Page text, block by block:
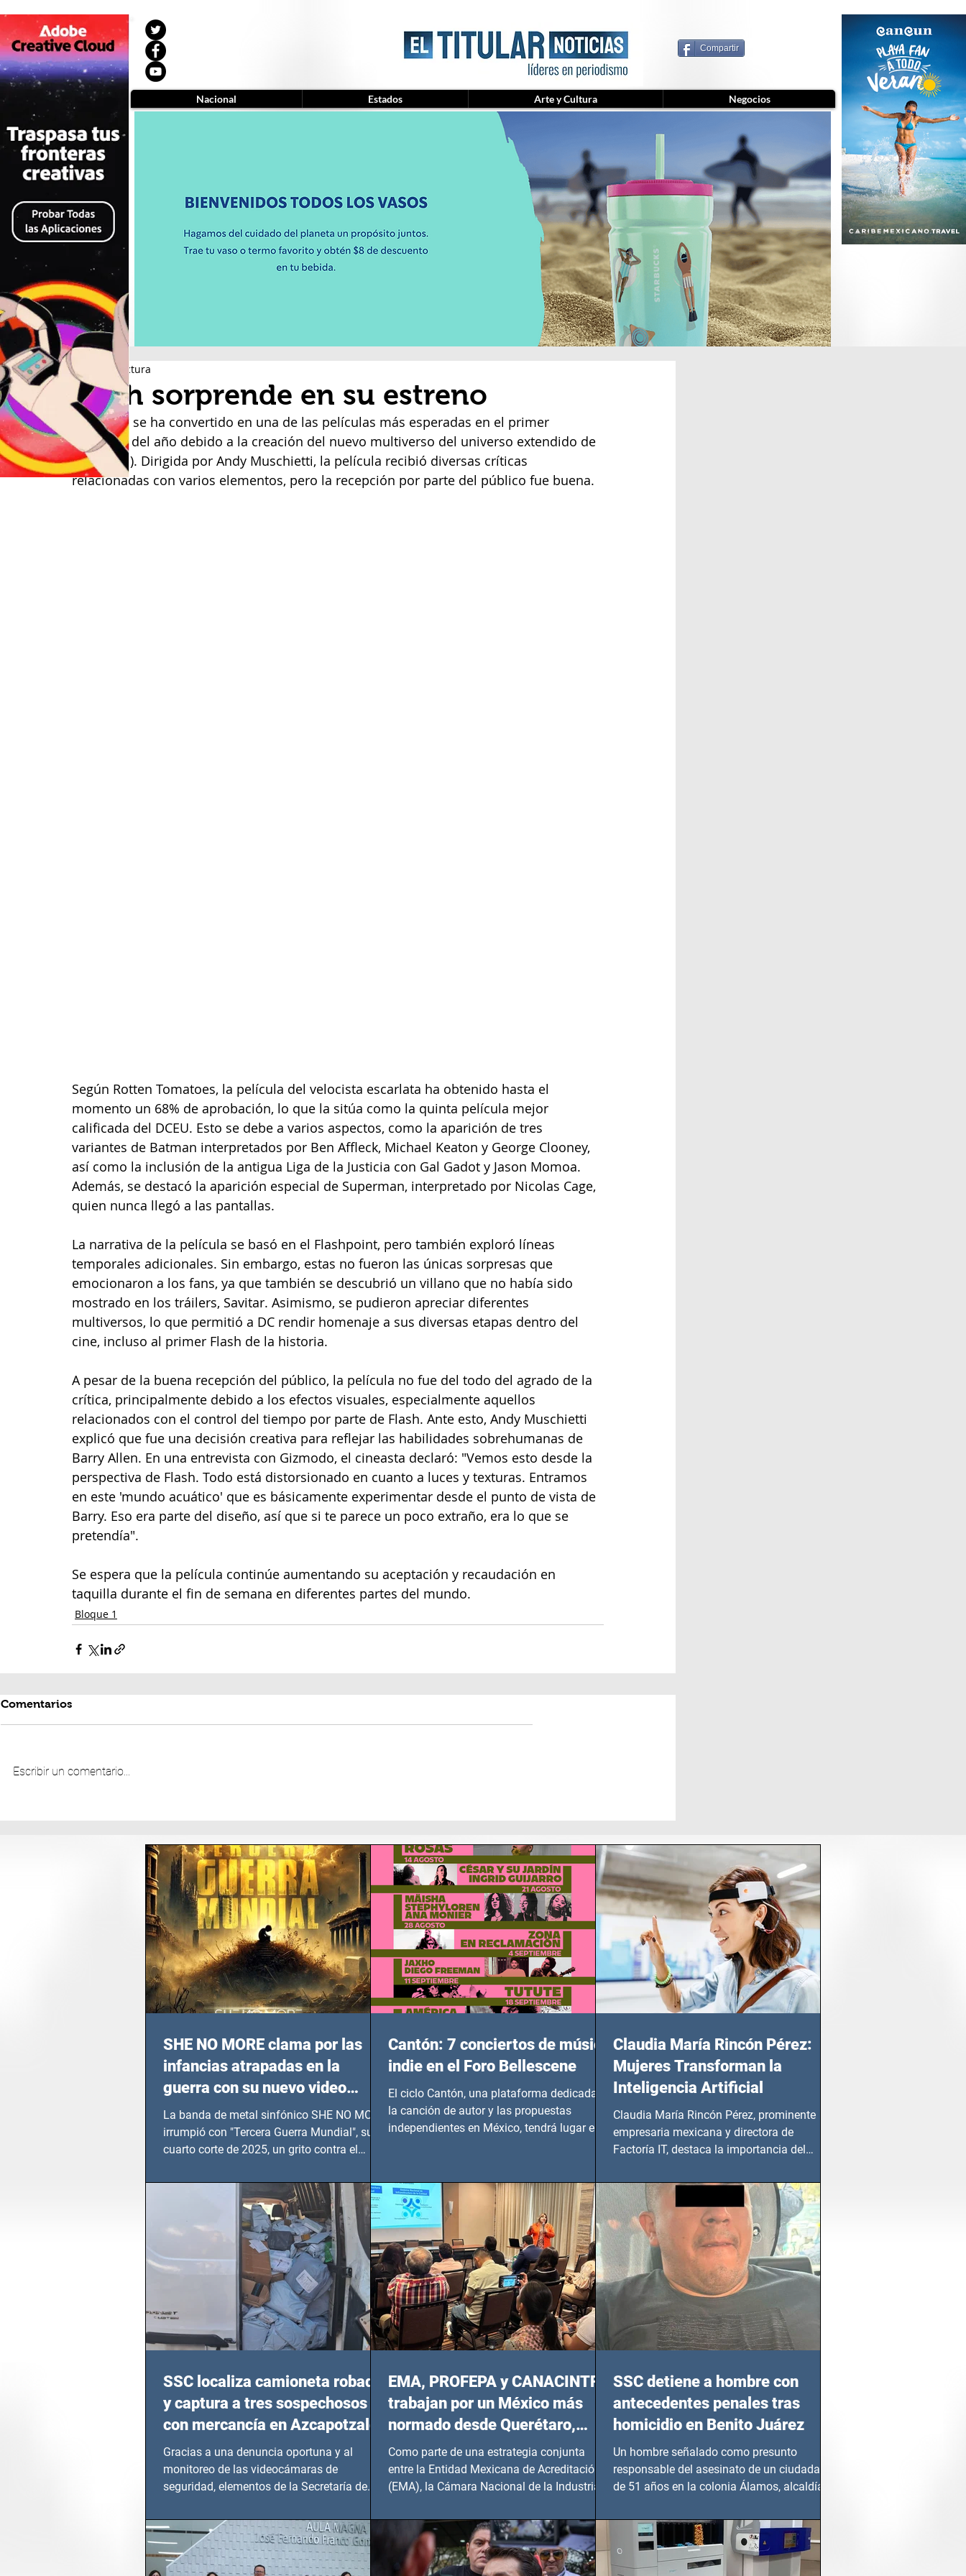
Compartir
Flash sorprende en su estreno
2 min de lectura
The Flash se ha convertido en una de las películas más esperadas en el primer
semestre del año debido a la creación del nuevo multiverso del universo extendido de
DC (DCEU). Dirigida por Andy Muschietti, la película recibió diversas críticas
relacionadas con varios elementos, pero la recepción por parte del público fue buena.
Según Rotten Tomatoes, la película del velocista escarlata ha obtenido hasta el
momento un 68% de aprobación, lo que la sitúa como la quinta película mejor
calificada del DCEU. Esto se debe a varios aspectos, como la aparición de tres
variantes de Batman interpretados por Ben Affleck, Michael Keaton y George Clooney,
así como la inclusión de la antigua Liga de la Justicia con Gal Gadot y Jason Momoa.
Además, se destacó la aparición especial de Superman, interpretado por Nicolas Cage,
quien nunca llegó a las pantallas.
La narrativa de la película se basó en el Flashpoint, pero también exploró líneas
temporales adicionales. Sin embargo, estas no fueron las únicas sorpresas que
emocionaron a los fans, ya que también se descubrió un villano que no había sido
mostrado en los tráilers, Savitar. Asimismo, se pudieron apreciar diferentes
multiversos, lo que permitió a DC rendir homenaje a sus diversas etapas dentro del
cine, incluso al primer Flash de la historia.
A pesar de la buena recepción del público, la película no fue del todo del agrado de la
crítica, principalmente debido a los efectos visuales, especialmente aquellos
relacionados con el control del tiempo por parte de Flash. Ante esto, Andy Muschietti
explicó que fue una decisión creativa para reflejar las habilidades sobrehumanas de
Barry Allen. En una entrevista con Gizmodo, el cineasta declaró: "Vemos esto desde la
perspectiva de Flash. Todo está distorsionado en cuanto a luces y texturas. Entramos
en este 'mundo acuático' que es básicamente experimentar desde el punto de vista de
Barry. Eso era parte del diseño, así que si te parece un poco extraño, era lo que se
pretendía".
Se espera que la película continúe aumentando su aceptación y recaudación en
taquilla durante el fin de semana en diferentes partes del mundo.
Bloque 1
Comentarios
Escribir un comentario...
SHE NO MORE clama por las
infancias atrapadas en la
guerra con su nuevo video
TERCERA GUERRA MUNDIAL
La banda de metal sinfónico SHE NO MORE
irrumpió con "Tercera Guerra Mundial", su
cuarto corte de 2025, un grito contra el
en epicentros bélicos.
Cantón: 7 conciertos de música
indie en el Foro Bellescene
El ciclo Cantón, una plataforma dedicada a
la canción de autor y las propuestas
independientes en México, tendrá lugar en el
del 14 de agosto al 25 de septiembre, a las
20:00 horas.
Claudia María Rincón Pérez:
Mujeres Transforman la
Inteligencia Artificial
Claudia María Rincón Pérez, prominente
empresaria mexicana y directora de
Factoría IT, destaca la importancia del
SSC localiza camioneta robada
y captura a tres sospechosos
con mercancía en Azcapotzalco
Gracias a una denuncia oportuna y al
monitoreo de las videocámaras de
seguridad, elementos de la Secretaría de
EMA, PROFEPA y CANACINTRA
trabajan por un México más
normado desde Querétaro,
Hidalgo y BCS
Como parte de una estrategia conjunta
entre la Entidad Mexicana de Acreditación
(EMA), la Cámara Nacional de la Industria
SSC detiene a hombre con
antecedentes penales tras
homicidio en Benito Juárez
Un hombre señalado como presunto
responsable del asesinato de un ciudadano
de 51 años en la colonia Álamos, alcaldía
Nacional Estados Arte y Cultura Negocios